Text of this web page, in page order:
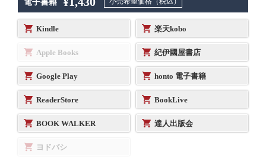
電子書籍
Kindle 楽天kobo
Apple Books 紀伊國屋書店
Google Play honto 電子書籍
ReaderStore BookLive
BOOK WALKER 達人出版会
ヨドバシ